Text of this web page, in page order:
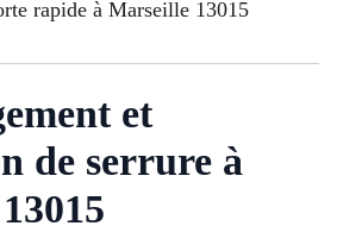
rapide à Marseille 13015
et
de serrure à